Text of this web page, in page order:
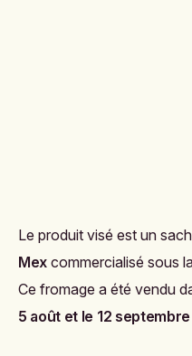
Le produit visé est un
Mex commercialisé sous
Ce fromage a été vendu
5 août et le 12